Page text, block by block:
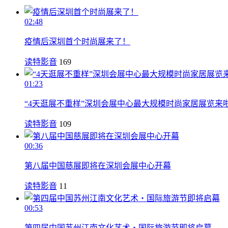
02:48
疫情后深圳首个时尚展来了！
读特影音 169
01:23
“4天逛展不重样”深圳会展中心最大规模时尚家居展览来
读特影音 109
00:36
第八届中国慈展即将在深圳会展中心开幕
读特影音 11
00:53